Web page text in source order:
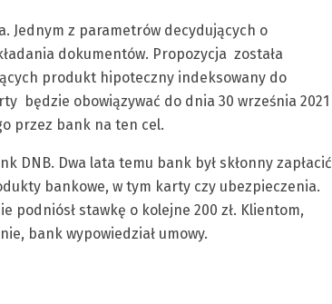
Jednym z parametrów decydujących o
dokumentów. Propozycja została
produkt hipoteczny indeksowany do
będzie obowiązywać do dnia 30 września 2021
przez bank na ten cel.
DNB. Dwa lata temu bank był skłonny zapłacić
bankowe, w tym karty czy ubezpieczenia.
podniósł stawkę o kolejne 200 zł. Klientom,
bank wypowiedział umowy.